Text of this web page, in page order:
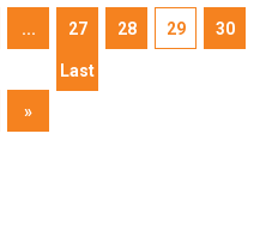
... 27 28 29 30
»
Last